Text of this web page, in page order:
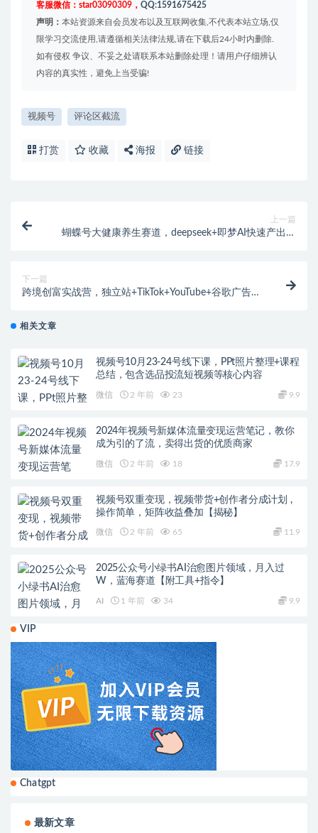
客服微信：star03090309， QQ:1591675425
声明： 本站资源来自会员发布以及互联网收集,不代表本站立场,仅
限学习交流使用,请遵循相关法律法规,请在下载后24小时内删除.
如有侵权 争议、不妥之处请联系本站删除处理！请用户仔细辨认
内容的真实性，避免上当受骗!
视频号 评论区截流
打赏 收藏 海报 链接
上一篇
蝴蝶号大健康养生赛道，deepseek+即梦AI快速产出爆
下一篇
跨境创富实战营，独立站+TikTok+YouTube+谷歌广告，
相关文章
视频号10月23-24号线下课，PPt照片整理+课程
总结，包含选品投流短视频等核心内容
微信 2 年前 23 9.9
2024年视频号新媒体流量变现运营笔记，教你
成为引的了流，卖得出货的优质商家
微信 2 年前 18 17.9
视频号双重变现，视频带货+创作者分成计划 ,
操作简单，矩阵收益叠加【揭秘】
微信 2 年前 65 11.9
2025公众号小绿书AI治愈图片领域，月入过
W，蓝海赛道【附工具+指令】
AI 1 年前 34 9.9
VIP
Chatgpt
最新文章